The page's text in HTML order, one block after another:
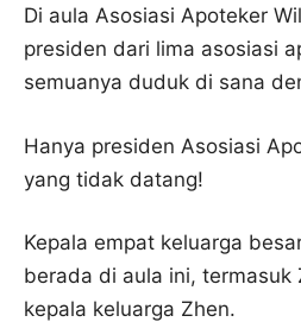
Di aula Asosiasi Apoteker
presiden dari lima asosiasi
semuanya duduk di sana
Hanya presiden Asosiasi
yang tidak datang!
Kepala empat keluarga
berada di aula ini, termasuk
kepala keluarga Zhen.